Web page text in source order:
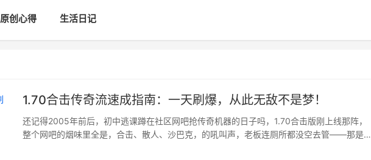
原创心得 生活日记
1.70合击传奇流速成指南：一天刷爆，从此无敌不是梦！
还记得2005年前后，初中逃课蹲在社区网吧抢传奇机器的日子吗，1.70合击版刚上线那阵，
整个网吧的烟味里全是，合击、散人、沙巴克，的吼叫声，老板连厕所都没空去管——那是我